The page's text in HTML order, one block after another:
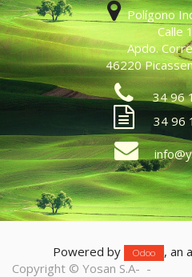
Polígono
Calle
Apdo.
46220
34 96
34 96
Powered by Odoo , an
Copyright © Yosan S.A- -